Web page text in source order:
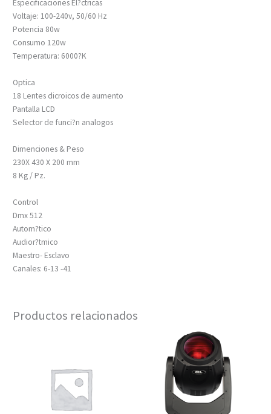
Especificaciones El?ctricas
Voltaje: 100-240v, 50/60 Hz
Potencia 80w
Consumo 120w
Temperatura: 6000?K
Optica
18 Lentes dicroicos de aumento
Pantalla LCD
Selector de funci?n analogos
Dimenciones & Peso
230X 430 X 200 mm
8 Kg / Pz.
Control
Dmx 512
Autom?tico
Audior?tmico
Maestro- Esclavo
Canales: 6-13 -41
Productos relacionados